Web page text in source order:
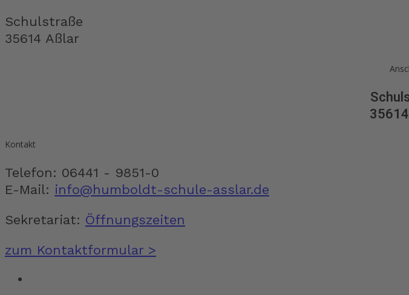
Schulstraße
35614 Aßlar
Kontakt
Telefon: 06441 - 9851-0
E-Mail: info@humboldt-schule-asslar.de
Sekretariat: Öffnungszeiten
zum Kontaktformular >